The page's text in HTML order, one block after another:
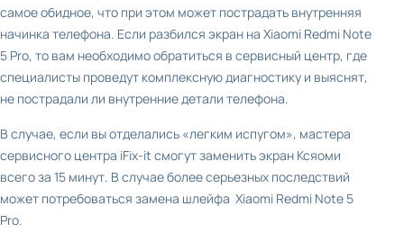
самое обидное, что при этом может пострадать внутренняя
начинка телефона. Если разбился экран на Xiaomi Redmi Note
5 Pro, то вам необходимо обратиться в сервисный центр, где
специалисты проведут комплексную диагностику и выяснят,
не пострадали ли внутренние детали телефона.
В случае, если вы отделались «легким испугом», мастера
сервисного центра iFix-it смогут заменить экран Ксяоми
всего за 15 минут. В случае более серьезных последствий
может потребоваться замена шлейфа Xiaomi Redmi Note 5
Pro.